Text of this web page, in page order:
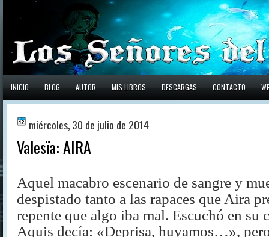
INICIO BLOG AUTOR MIS LIBROS DESCARGAS CONTACTO
miércoles, 30 de julio de 2014
Valesïa: AIRA
Aquel macabro escenario de sangre y
despistado tanto a las rapaces que Aira
repente que algo iba mal. Escuchó en su
Aquis decía: «Deprisa, huyamos…»,